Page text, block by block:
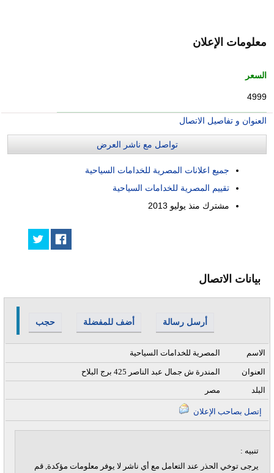
معلومات الإعلان
السعر
4999
العنوان و تفاصيل الاتصال
تواصل مع ناشر العرض
جميع اعلانات المصرية للخدامات السياحية
تقييم المصرية للخدامات السياحية
مشترك منذ يوليو 2013
بيانات الاتصال
حجب أضف للمفضلة أرسل رسالة
المصرية للخدامات السياحية الاسم
المندرة ش جمال عبد الناصر 425 برج البلاح
العنوان
مصر
البلد
تنبيه :
يرجى توخي الحذر عند التعامل مع أي ناشر لا يوفر معلومات مؤكدة, قم